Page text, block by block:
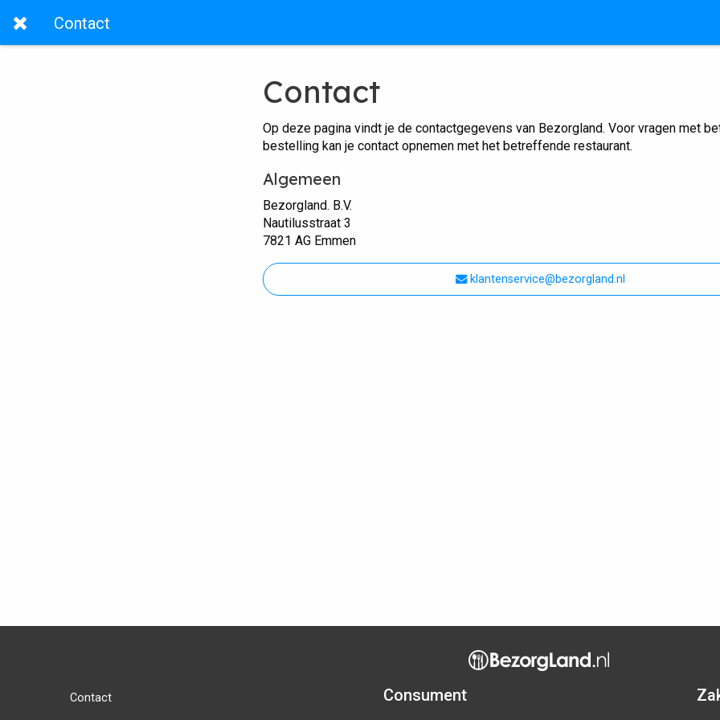
Contact
Contact
Op deze pagina vindt je de contactgegevens van Bezorgland. Voor vragen met
bestelling kan je contact opnemen met het betreffende restaurant.
Algemeen
Bezorgland. B.V.
Nautilusstraat 3
7821 AG Emmen
klantenservice@bezorgland.nl
Contact Consument